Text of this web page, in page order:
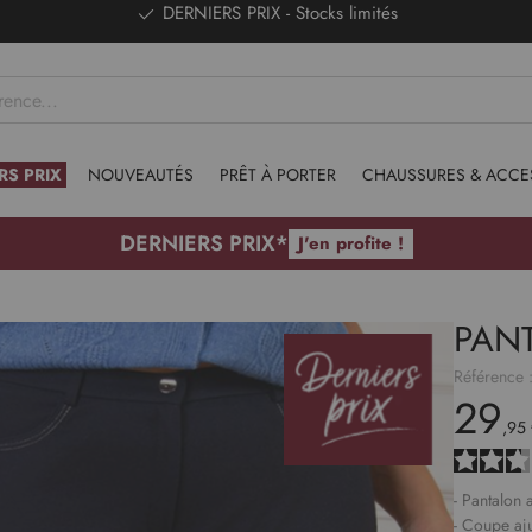
DERNIERS PRIX - Stocks limités
PRIX NOUVEAUTÉS PRÊT À PORTER CHAUSSURES &
DERNIERS PRIX* J'en profite !
Référence :
29,95
- Pantalon
- Coupe